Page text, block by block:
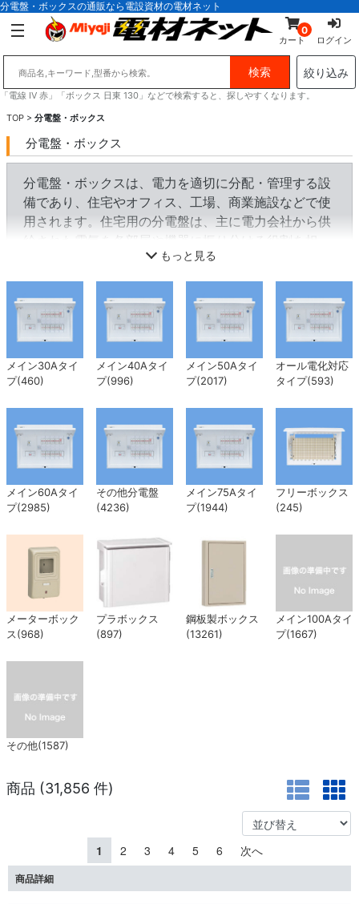
分電盤・ボックスの通販なら電設資材の電材ネット
0
カート ログイン
絞り込み
「電線 IV 赤」「ボックス 日東 130」などで検索すると、探しやすくなります。
TOP > 分電盤・ボックス
分電盤・ボックス
分電盤・ボックスは、電力を適切に分配・管理する設
備であり、住宅やオフィス、工場、商業施設などで使
用されます。住宅用の分電盤は、主に電力会社から供
給された電気を各部屋や機器に振り分ける役割を担
い、メインブレーカーや個別回路ブレーカーを備えて
います。一方、工場や商業施設向けには、大電流を扱
う配電盤や制御盤が使用され、安全で効率的な電力供
給を実現します。防塵・防水仕様の盤用キャビネッ
ト、ステンレス製ボックスなど、使用環境に応じた耐
久性の高い製品も増えています。また、スマート分電
盤の導入により、電力消費の監視やリモート制御が可
もっと見る
メイン30Aタイ
プ(460)
メイン40Aタイ
プ(996)
メイン50Aタイ
プ(2017)
オール電化対応
タイプ(593)
メイン60Aタイ
プ(2985)
その他分電盤
(4236)
メイン75Aタイ
プ(1944)
フリーボックス
(245)
メーターボック
ス(968)
プラボックス
(897)
鋼板製ボックス
(13261)
メイン100Aタイ
プ(1667)
その他(1587)
商品 (31,856 件)
1 2 3 4 5 6 次へ
商品詳細